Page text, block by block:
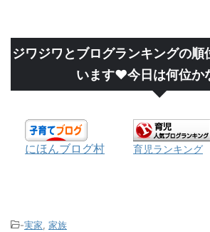
ジワジワとブログランキングの順
います❤今日は何位か
にほんブログ村 育児ランキング
-実家 家族